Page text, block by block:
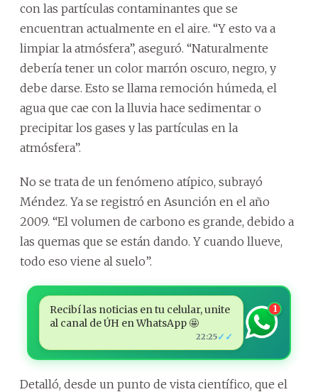
con las partículas contaminantes que se
encuentran actualmente en el aire. “Y esto va a
limpiar la atmósfera”, aseguró. “Naturalmente
debería tener un color marrón oscuro, negro, y
debe darse. Esto se llama remoción húmeda, el
agua que cae con la lluvia hace sedimentar o
precipitar los gases y las partículas en la
atmósfera”.
No se trata de un fenómeno atípico, subrayó
Méndez. Ya se registró en Asunción en el año
2009. “El volumen de carbono es grande, debido a
las quemas que se están dando. Y cuando llueve,
todo eso viene al suelo”.
Recibí las noticias en tu celular, unite
al canal de ÚH en WhatsApp 🤩
22:25✓✓
1
Detalló, desde un punto de vista científico, que el